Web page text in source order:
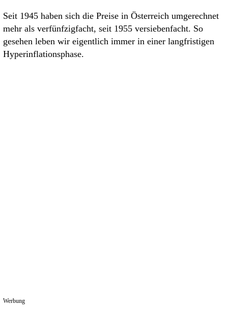
Seit 1945 haben sich die Preise in Österreich umgerechnet
mehr als verfünfzigfacht, seit 1955 versiebenfacht. So
gesehen leben wir eigentlich immer in einer langfristigen
Hyperinflationsphase.
Werbung